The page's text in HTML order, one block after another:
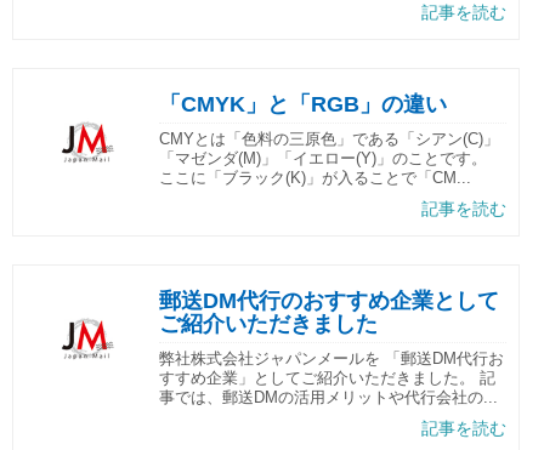
記事を読む
「CMYK」と「RGB」の違い
CMYとは「色料の三原色」である「シアン(C)」
「マゼンダ(M)」「イエロー(Y)」のことです。
ここに「ブラック(K)」が入ることで「CM...
記事を読む
郵送DM代行のおすすめ企業として
ご紹介いただきました
弊社株式会社ジャパンメールを 「郵送DM代行お
すすめ企業」としてご紹介いただきました。 記
事では、郵送DMの活用メリットや代行会社の...
記事を読む